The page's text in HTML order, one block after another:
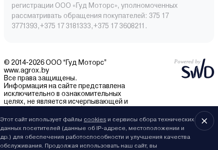
Этот сайт использует файлы cookies и сервисы сбора технических
данных посетителей (данные об IP-адресе, местоположении и
др.) для обеспечения работоспособности и улучшения качества
обслуживания. Продолжая использовать наш сайт, вы
регистрации ООО «Гуд Моторс», уполномоченных
рассматривать обращения покупателей: 375 17
3771393,+375 17 3181333,+375 17 3608211.
© 2014-2026 ООО “Гуд Моторс”
www.agrox.by
Все права защищены.
Информация на сайте представлена
исключительно в ознакомительных
целях, не является исчерпывающей и
Внешний вид товаров может отличаться.
За подробностями обращайтесь в отдел
продаж.